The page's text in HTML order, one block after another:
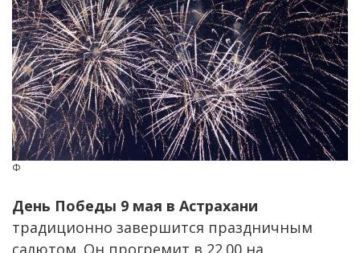
Ф
День Победы 9 мая в Астрахани
традиционно завершится праздничным
салютом. Он прогремит в 22.00 на